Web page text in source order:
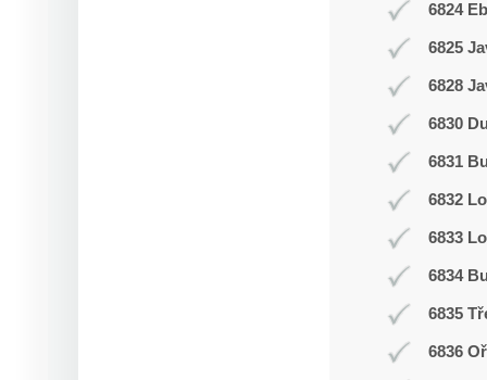
6824
6825
6828
6830
6831
6832
6833
6834
6835
6836